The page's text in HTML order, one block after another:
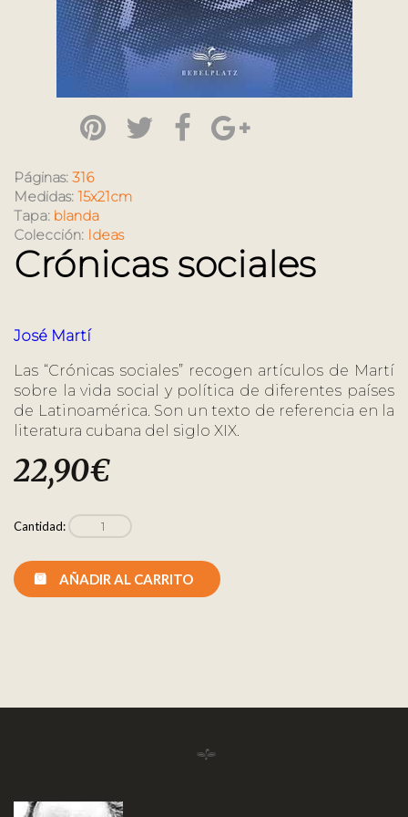
Páginas: 316
Medidas: 15x21cm
Tapa: blanda
Colección: Ideas
Crónicas sociales
José Martí
Las “Crónicas sociales” recogen artículos de Martí
sobre la vida social y política de diferentes países
de Latinoamérica. Son un texto de referencia en la
literatura cubana del siglo XIX.
22,90€
Cantidad:
AÑADIR AL CARRITO